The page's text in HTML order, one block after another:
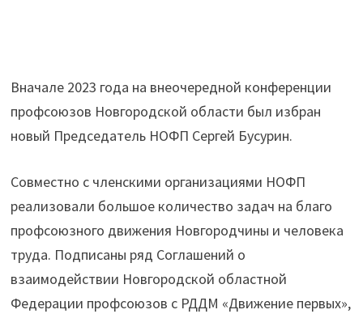
Вначале 2023 года на внеочередной конференции
профсоюзов Новгородской области был избран
новый Председатель НОФП Сергей Бусурин.
Совместно с членскими организациями НОФП
реализовали большое количество задач на благо
профсоюзного движения Новгородчины и человека
труда. Подписаны ряд Соглашений о
взаимодействии Новгородской областной
Федерации профсоюзов с РДДМ «Движение первых»,